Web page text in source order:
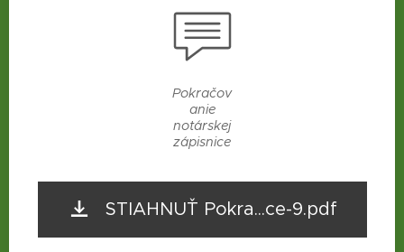
Pokračov
anie
notárskej
zápisnice
STIAHNUŤ Pokra...ce-9.pdf